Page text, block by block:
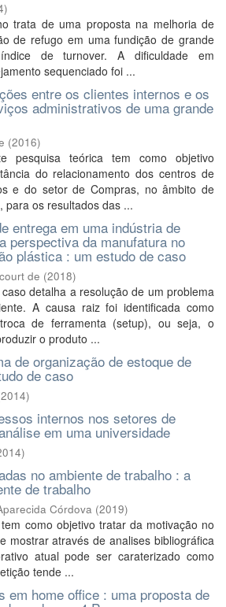
)
trata de uma proposta na melhoria de
de refugo em uma fundição de grande
de turnover. A dificuldade em
sequenciado foi ...
entre os clientes internos e os
administrativos de uma grande
(2016)
pesquisa teórica tem como objetivo
do relacionamento dos centros de
e do setor de Compras, no âmbito de
para os resultados das ...
entrega em uma indústria de
perspectiva da manufatura no
plástica : um estudo de caso
de (2018)
detalha a resolução de um problema
A causa raiz foi identificada como
de ferramenta (setup), ou seja, o
o produto ...
de organização de estoque de
de caso
2014)
internos nos setores de
em uma universidade
)
no ambiente de trabalho : a
de trabalho
Córdova (2019)
como objetivo tratar da motivação no
mostrar através de analises bibliográfica
atual pode ser caraterizado como
tende ...
em home office : uma proposta de